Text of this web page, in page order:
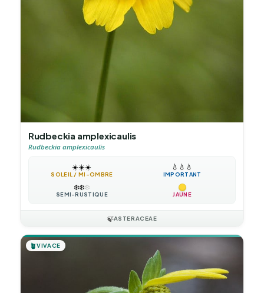
Rudbeckia amplexicaulis
Rudbeckia amplexicaulis
☀️☀️☀️
SOLEIL / MI-OMBRE
💧 💧 💧
IMPORTANT
❄️❄️❄️
SEMI-RUSTIQUE JAUNE
🍃ASTERACEAE
🪴VIVACE